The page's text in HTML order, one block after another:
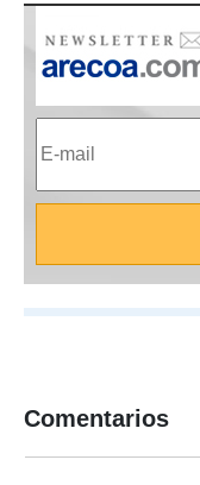
Comentarios